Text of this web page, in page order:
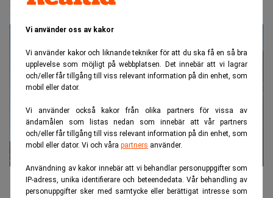
Vi använder oss av kakor
Vi använder kakor och liknande tekniker för att du ska få en så bra
upplevelse som möjligt på webbplatsen. Det innebär att vi lagrar
och/eller får tillgång till viss relevant information på din enhet, som
mobil eller dator.
Vi använder också kakor från olika partners för vissa av
ändamålen som listas nedan som innebär att vår partners
och/eller får tillgång till viss relevant information på din enhet, som
mobil eller dator. Vi och våra partners använder.
Användning av kakor innebär att vi behandlar personuppgifter som
IP-adress, unika identifierare och beteendedata. Vår behandling av
personuppgifter sker med samtycke eller berättigat intresse som
Ryssland utan garanti
BMW-modell från märkets officiella produktion. I Ryssland säljs nu
piratkopior utan certifiering. (Foto: Joakim Ståhl/SVD/TT)